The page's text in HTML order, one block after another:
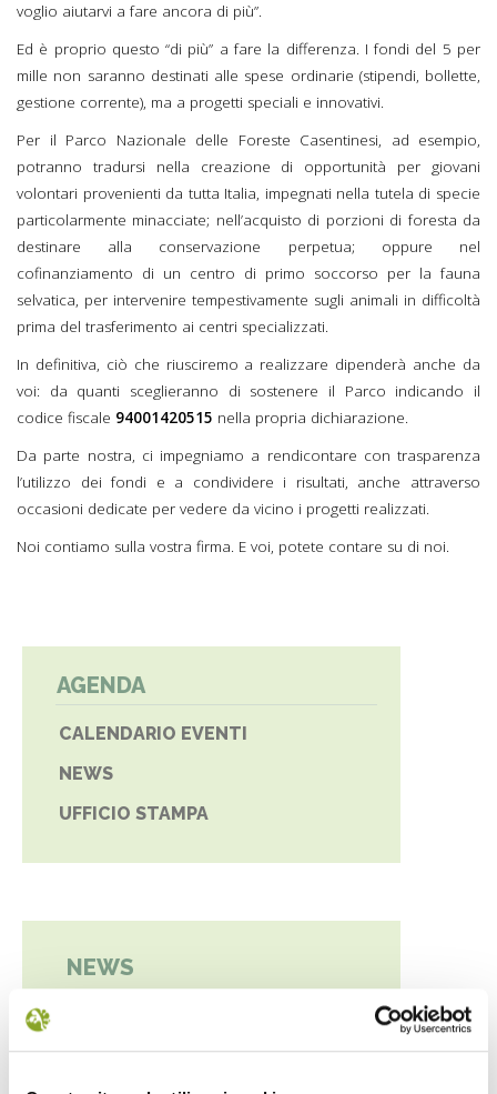
voglio aiutarvi a fare ancora di più”.
Ed è proprio questo “di più” a fare la differenza. I fondi del 5 per
mille non saranno destinati alle spese ordinarie (stipendi, bollette,
gestione corrente), ma a progetti speciali e innovativi.
Per il Parco Nazionale delle Foreste Casentinesi, ad esempio,
potranno tradursi nella creazione di opportunità per giovani
volontari provenienti da tutta Italia, impegnati nella tutela di specie
particolarmente minacciate; nell’acquisto di porzioni di foresta da
destinare alla conservazione perpetua; oppure nel
cofinanziamento di un centro di primo soccorso per la fauna
selvatica, per intervenire tempestivamente sugli animali in difficoltà
prima del trasferimento ai centri specializzati.
In definitiva, ciò che riusciremo a realizzare dipenderà anche da
voi: da quanti sceglieranno di sostenere il Parco indicando il
codice fiscale 94001420515 nella propria dichiarazione.
Da parte nostra, ci impegniamo a rendicontare con trasparenza
l’utilizzo dei fondi e a condividere i risultati, anche attraverso
occasioni dedicate per vedere da vicino i progetti realizzati.
Noi contiamo sulla vostra firma. E voi, potete contare su di noi.
AGENDA
CALENDARIO EVENTI
NEWS
UFFICIO STAMPA
NEWS